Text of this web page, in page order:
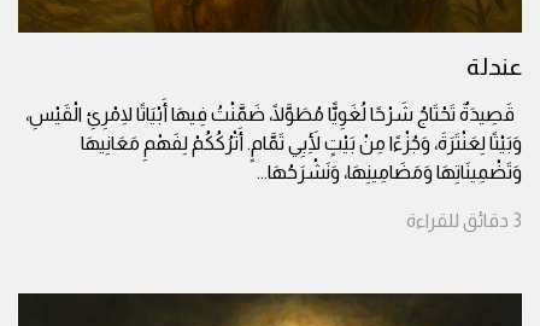
عندلة
قَصِيدَةٌ تَحْتَاجُ شَرْحًا لُغَوِيًّا مُطَوَّلًا، ضَمَّنْتُ فِيهَا أَبْيَاتًا لِامْرِئِ الْقَيْسِ،
وَبَيْتًا لِعَنْتَرَةَ، وَجُزْءًا مِنْ بَيْتٍ لِأَبِي تَمَّامٍ. أَتْرُكُكُمْ لِفَهْمِ مَعَانِيهَا
وَتَضْمِينَاتِهَا وَمَضَامِينِهَا، وَنَشْرَحُهَا...
3 دقائق للقراءة